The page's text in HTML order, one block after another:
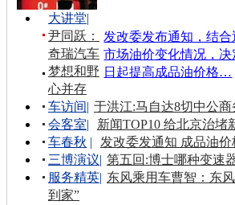
发改委发布通知，结
市场油价变化情况，决
日起提高成品油价格…
大讲堂|
尹同跃：
奇瑞汽车
梦想和野
心并存
车访间| 于洪江:马自达8切中公
会客室|
新闻TOP10 给北京治堵
车春秋 |
发改委发通知 成品油价
三博演议| 第五回:博士哪种变速
服务精英| 东风乘用车曹智：东
到家”